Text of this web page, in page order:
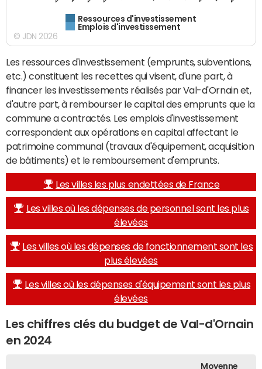
Ressources d'investissement
Emplois d'investissement
© JDN 2026
Les ressources d'investissement (emprunts, subventions,
etc.) constituent les recettes qui visent, d'une part, à
financer les investissements réalisés par Val-d'Ornain et,
d'autre part, à rembourser le capital des emprunts que la
commune a contractés. Les emplois d'investissement
correspondent aux opérations en capital affectant le
patrimoine communal (travaux d'équipement, acquisition
de bâtiments) et le remboursement d'emprunts.
Les villes les plus endettées de France
Les villes où les dépenses de personnel sont les plus
élevées
Les villes où les dépenses de fonctionnement sont les
plus élevées
Les villes où les dépenses d'équipement sont les plus
élevées
Les chiffres clés du budget de Val-d'Ornain
en 2024
Moyenne